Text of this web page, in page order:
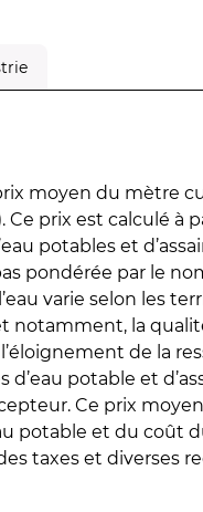
moyen du mètre
Ce prix est calculé à
potables et
pondérée par le
varie selon les
notamment, la
de la
d’eau potable et
Ce prix
potable et du coût
taxes et diverses